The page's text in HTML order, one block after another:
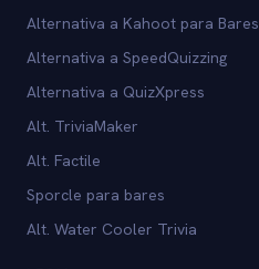
Alternativa a Kahoot para Bares
Alternativa a SpeedQuizzing
Alternativa a QuizXpress
Alt. TriviaMaker
Alt. Factile
Sporcle para bares
Alt. Water Cooler Trivia